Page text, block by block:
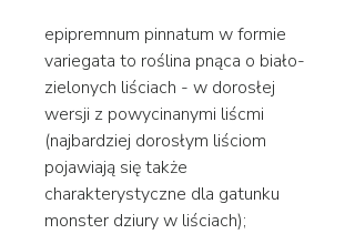
epipremnum pinnatum w formie
variegata to roślina pnąca o biało-
zielonych liściach - w dorosłej
wersji z powycinanymi liścmi
(najbardziej dorosłym liściom
pojawiają się także
charakterystyczne dla gatunku
monster dziury w liściach);